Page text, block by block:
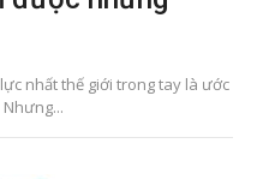
nhất thế giới trong tay là ước